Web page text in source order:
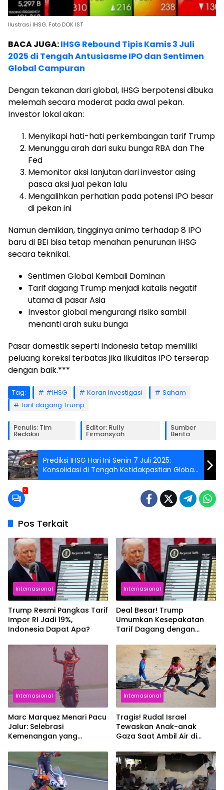
Ilustrasi IHSG. Foto DOK IST
BACA JUGA:IHSG Rebound Tipis Kamis 3 Juli
2025 di Tengah Antusiasme IPO dan Sentimen
Global Campuran
Dengan tekanan dari global, IHSG berpotensi dibuka
melemah secara moderat pada awal pekan.
Investor lokal akan:
Menyikapi hati-hati perkembangan tarif Trump
Menunggu arah dari suku bunga RBA dan The
Fed
Memonitor aksi lanjutan dari investor asing
pasca aksi jual pekan lalu
Mengalihkan perhatian pada potensi IPO besar
di pekan ini
Namun demikian, tingginya animo terhadap 8 IPO
baru di BEI bisa tetap menahan penurunan IHSG
secara teknikal.
Sentimen Global Kembali Dominan
Tarif dagang Trump menjadi katalis negatif
utama di pasar Asia
Investor global mengurangi risiko sambil
menanti arah suku bunga
Pasar domestik seperti Indonesia tetap memiliki
peluang koreksi terbatas jika likuiditas IPO terserap
dengan baik.***
Tag: #IHSG Koran Investigasi
Saham
tarif dagang Trump
Penulis: Tim
Redaksi
Editor: Rully
Firmansyah
Sumber
Berita
Prediksi IHSG Hari Ini Senin 7 Juli 2025:
Konsolidasi di Tengah Ketidakpastian Global
dan Harapan MoU Dagang
2
Pos Terkait
Internasional
Trump Resmi Pangkas Tarif
Impor RI Jadi 19%,
Indonesia Dapat Apa?
Internasional
Deal Besar! Trump
Umumkan Kesepakatan
Tarif Dagang dengan
Internasional
Marc Marquez Menari Pacu
Jalur: Selebrasi
Kemenangan yang
Indonesia
Internasional
Tragis! Rudal Israel
Tewaskan Anak-anak
Gaza Saat Ambil Air di